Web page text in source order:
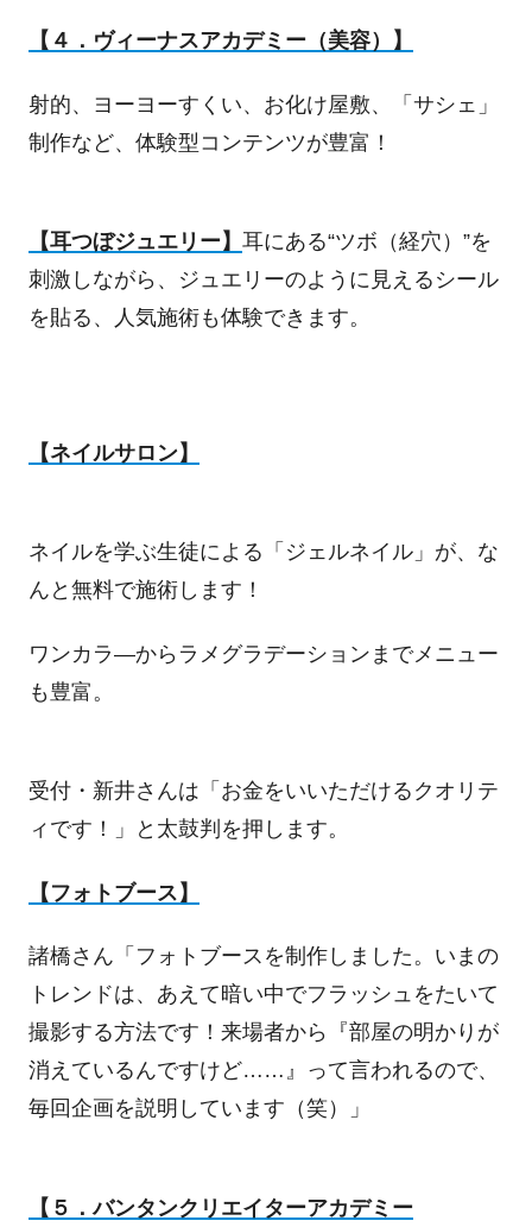
【４．ヴィーナスアカデミー（美容）】
射的、ヨーヨーすくい、お化け屋敷、「サシェ」
制作など、体験型コンテンツが豊富！
【耳つぼジュエリー】 耳にある“ツボ（経穴）”を
刺激しながら、ジュエリーのように見えるシール
を貼る、人気施術も体験できます。
【ネイルサロン】
ネイルを学ぶ生徒による「ジェルネイル」が、な
んと無料で施術します！
ワンカラ―からラメグラデーションまでメニュー
も豊富。
受付・新井さんは「お金をいいただけるクオリテ
ィです！」と太鼓判を押します。
【フォトブース】
諸橋さん「フォトブースを制作しました。いまの
トレンドは、あえて暗い中でフラッシュをたいて
撮影する方法です！来場者から『部屋の明かりが
消えているんですけど……』って言われるので、
毎回企画を説明しています（笑）」
【５．バンタンクリエイターアカデミー